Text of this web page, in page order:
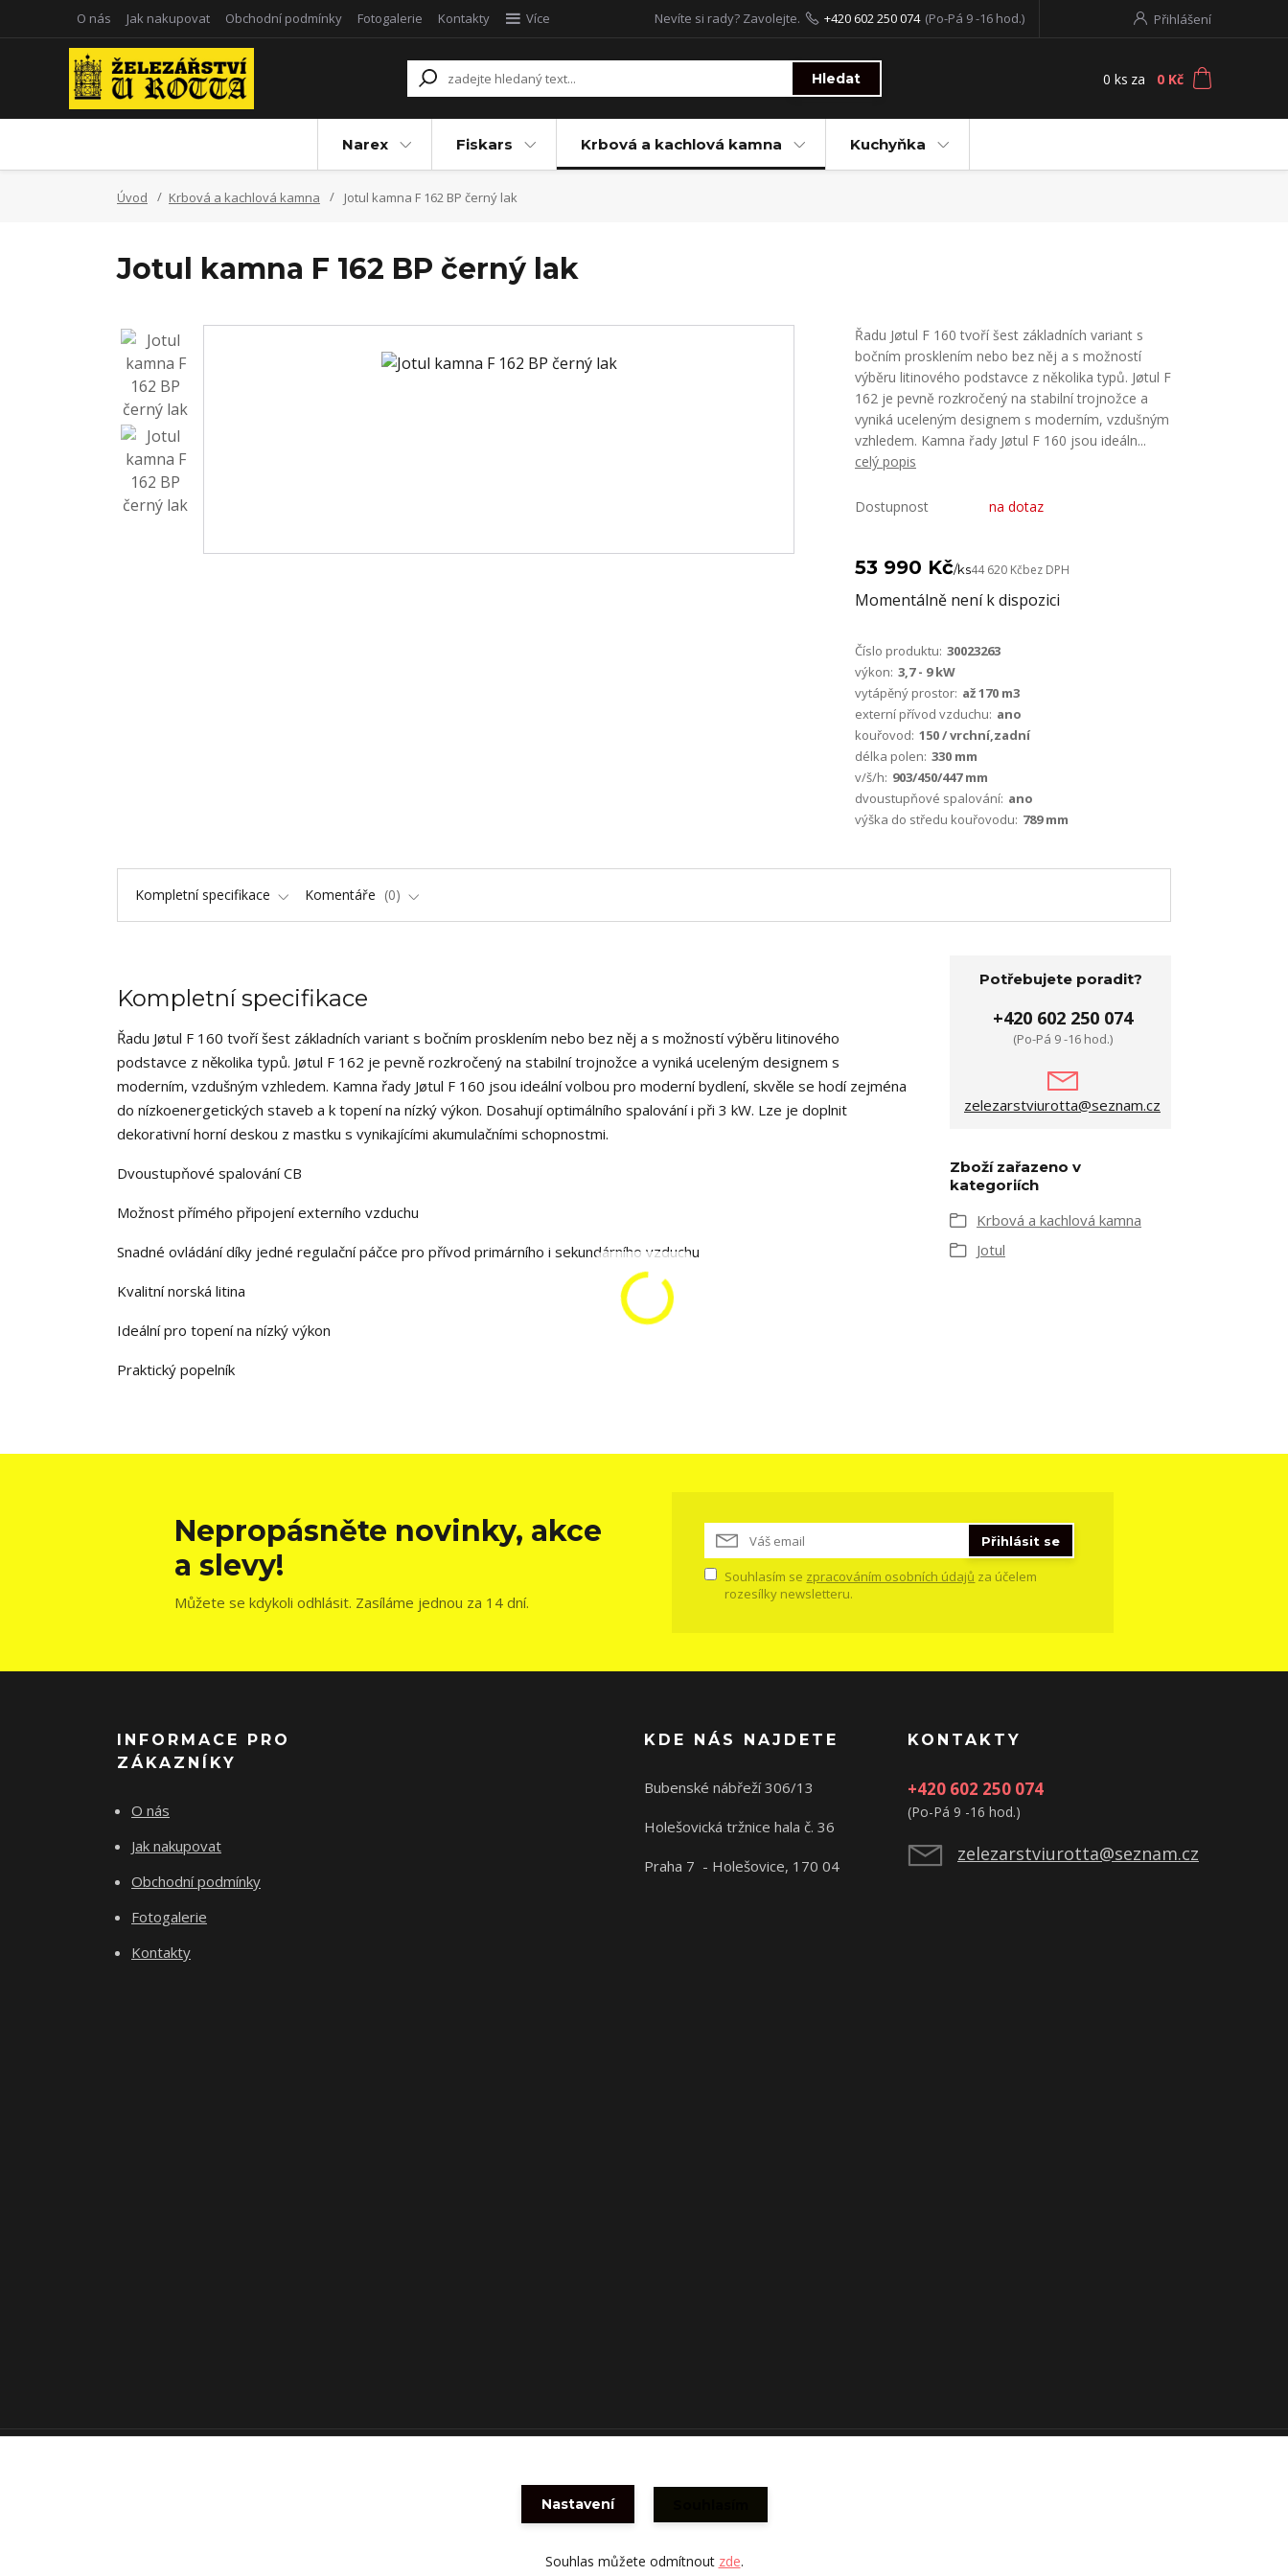
O nás Jak nakupovat Obchodní podmínky Fotogalerie Kontakty Více Přihlášení
Hledat
Nevíte si rady? Zavolejte. +420 602 250 074 (Po-Pá 9 -16 hod.)
0 ks za 0 Kč
Narex Fiskars Krbová a kachlová kamna Kuchyňka
Úvod Krbová a kachlová kamna Jotul kamna F 162 BP černý lak
Jotul kamna F 162 BP černý lak
Řadu Jøtul F 160 tvoří šest základních variant s
bočním prosklením nebo bez něj a s možností
výběru litinového podstavce z několika typů. Jøtul F
162 je pevně rozkročený na stabilní trojnožce a
vyniká uceleným designem s moderním, vzdušným
vzhledem. Kamna řady Jøtul F 160 jsou ideáln...
celý popis
Dostupnost na dotaz
53 990 Kč/ks44 620 Kčbez DPH
Momentálně není k dispozici
Číslo produktu: 30023263
výkon: 3,7 - 9 kW
vytápěný prostor: až 170 m3
externí přívod vzduchu: ano
kouřovod: 150 / vrchní,zadní
délka polen: 330 mm
v/š/h: 903/450/447 mm
dvoustupňové spalování: ano
výška do středu kouřovodu: 789 mm
Kompletní specifikace Komentáře 0
Kompletní specifikace
Řadu Jøtul F 160 tvoří šest základních variant s bočním prosklením nebo bez něj a s možností výběru litinového
podstavce z několika typů. Jøtul F 162 je pevně rozkročený na stabilní trojnožce a vyniká uceleným designem s
moderním, vzdušným vzhledem. Kamna řady Jøtul F 160 jsou ideální volbou pro moderní bydlení, skvěle se hodí zejména
do nízkoenergetických staveb a k topení na nízký výkon. Dosahují optimálního spalování i při 3 kW. Lze je doplnit
dekorativní horní deskou z mastku s vynikajícími akumulačními schopnostmi.
Dvoustupňové spalování CB
Možnost přímého připojení externího vzduchu
Snadné ovládání díky jedné regulační páčce pro přívod primárního i sekundárního vzduchu
Kvalitní norská litina
Ideální pro topení na nízký výkon
Praktický popelník
Potřebujete poradit?
+420 602 250 074
(Po-Pá 9 -16 hod.)
zelezarstviurotta@seznam.cz
Zboží zařazeno v
kategoriích
Krbová a kachlová kamna
Jotul
Nepropásněte novinky, akce
a slevy!
Můžete se kdykoli odhlásit. Zasíláme jednou za 14 dní.
Přihlásit se
Souhlasím se zpracováním osobních údajů za účelem
rozesílky newsletteru.
INFORMACE PRO
ZÁKAZNÍKY
O nás
Jak nakupovat
Obchodní podmínky
Fotogalerie
Kontakty
KDE NÁS NAJDETE
Bubenské nábřeží 306/13
Holešovická tržnice hala č. 36
Praha 7 - Holešovice, 170 04
KONTAKTY
+420 602 250 074
(Po-Pá 9 -16 hod.)
zelezarstviurotta@seznam.cz
Vytvořeno na Eshop-rychle.cz
Nastavení
Souhlas můžete odmítnout zde.